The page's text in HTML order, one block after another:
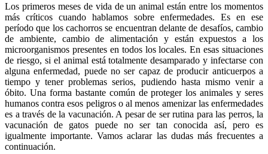
Los primeros meses de vida de un animal están entre los momentos
más críticos cuando hablamos sobre enfermedades. Es en ese
período que los cachorros se encuentran delante de desafíos, cambio
de ambiente, cambio de alimentación y están expuestos a los
microorganismos presentes en todos los locales. En esas situaciones
de riesgo, si el animal está totalmente desamparado y infectarse con
alguna enfermedad, puede no ser capaz de producir anticuerpos a
tiempo y tener problemas serios, pudiendo hasta mismo venir a
óbito. Una forma bastante común de proteger los animales y seres
humanos contra esos peligros o al menos amenizar las enfermedades
es a través de la vacunación. A pesar de ser rutina para las perros, la
vacunación de gatos puede no ser tan conocida así, pero es
igualmente importante. Vamos aclarar las dudas más frecuentes a
continuación.